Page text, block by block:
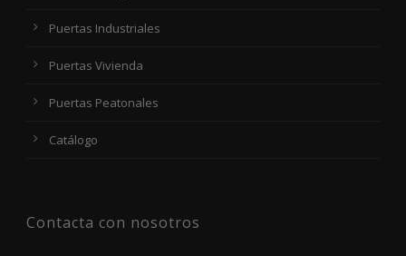
Puertas Industriales
Puertas Vivienda
Puertas Peatonales
Catálogo
Contacta con nosotros